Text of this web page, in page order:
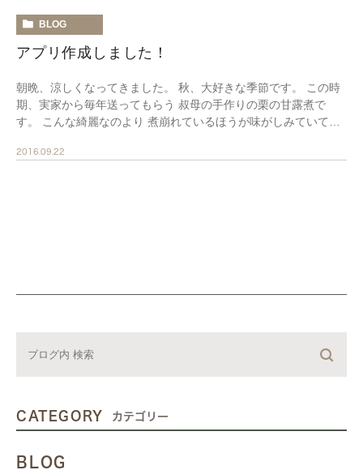
BLOG
アプリ作成しました！
朝晩、涼しくなってきました。 秋、大好きな季節です。 この時
期、実家から毎年送ってもらう 叔母の手作りの栗の甘露煮で
す。 こんな綺麗なのより 煮崩れているほうが味がしみていて美
2016.09.22
CATEGORY カテゴリー
BLOG